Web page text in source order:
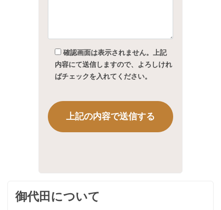
確認画面は表示されません。上記
内容にて送信しますので、よろしけれ
ばチェックを入れてください。
御代田について